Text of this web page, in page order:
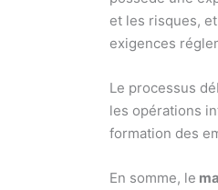
et les risques,
exigences
Le processus
les opérations
formation des
En somme, le